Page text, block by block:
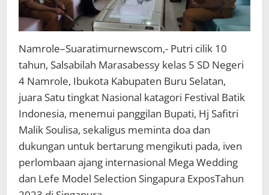
Namrole–Suaratimurnewscom,- Putri cilik 10
tahun, Salsabilah Marasabessy kelas 5 SD Negeri
4 Namrole, Ibukota Kabupaten Buru Selatan,
juara Satu tingkat Nasional katagori Festival Batik
Indonesia, menemui panggilan Bupati, Hj Safitri
Malik Soulisa, sekaligus meminta doa dan
dukungan untuk bertarung mengikuti pada, iven
perlombaan ajang internasional Mega Wedding
dan Lefe Model Selection Singapura ExposTahun